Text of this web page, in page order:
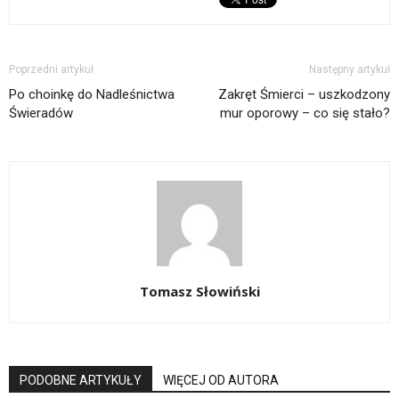
Poprzedni artykuł
Po choinkę do Nadleśnictwa
Świeradów
Następny artykuł
Zakręt Śmierci – uszkodzony
mur oporowy – co się stało?
Tomasz Słowiński
PODOBNE ARTYKUŁY WIĘCEJ OD AUTORA